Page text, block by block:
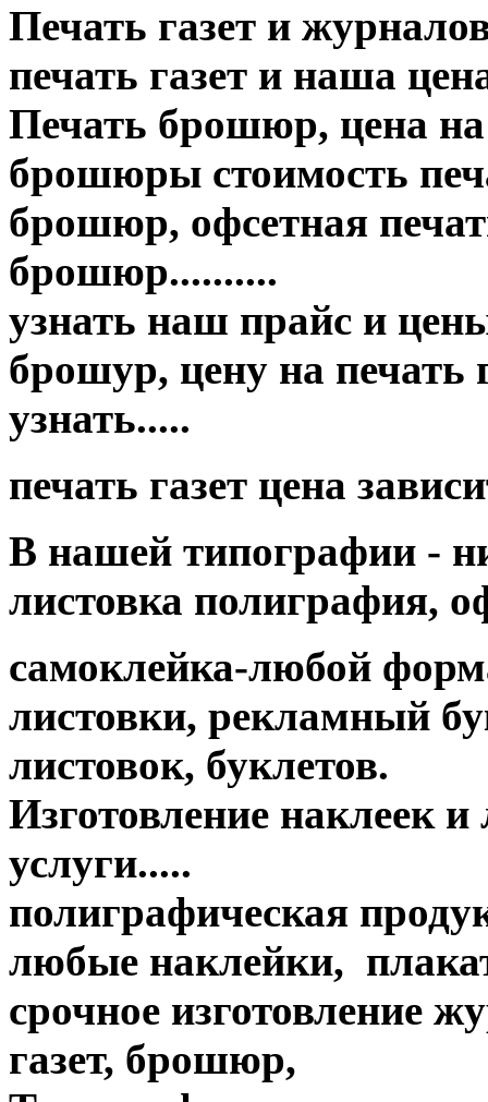
Печать газет и
печать газет и наша
Печать брошюр, цена
брошюры стоимость
брошюр, офсетная
брошюр..........
узнать наш прайс и
брошур, цену на печать
узнать.....
печать газет цена
В нашей типографии -
листовка полиграфия,
самоклейка-любой
листовки, рекламный
листовок, буклетов.
Изготовление наклеек
услуги.....
полиграфическая
любые наклейки,
срочное изготовление
газет, брошюр,